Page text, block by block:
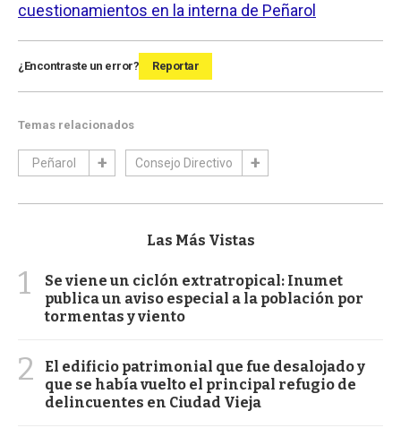
cuestionamientos en la interna de Peñarol
¿Encontraste un error? Reportar
Temas relacionados
Peñarol Consejo Directivo
Las Más Vistas
1
Se viene un ciclón extratropical: Inumet
publica un aviso especial a la población por
tormentas y viento
2
El edificio patrimonial que fue desalojado y
que se había vuelto el principal refugio de
delincuentes en Ciudad Vieja